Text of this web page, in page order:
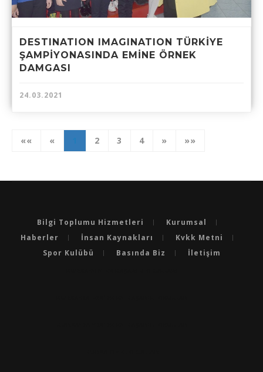
DESTINATION IMAGINATION TÜRKİYE
ŞAMPİYONASINDA EMİNE ÖRNEK
DAMGASI
24.03.2021
«« « 2 3 4 » »»
Bilgi Toplumu Hizmetleri
Kurumsal
Haberler
İnsan Kaynakları
Kvkk Metni
Spor Kulübü
Basında Biz İletişim